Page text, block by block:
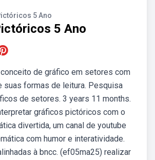
5 Ano
5 Ano
de gráfico em setores com
suas formas de leitura. Pesquisa
de setores. 3 years 11 months.
gráficos pictóricos com o
divertida, um canal de youtube
com humor e interatividade.
à bncc. (ef05ma25) realizar